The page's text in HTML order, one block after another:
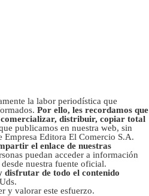
la labor periodística que
Por ello, les recordamos que
distribuir, copiar total
publicamos en nuestra web, sin
Editora El Comercio S.A.
el enlace de nuestras
puedan acceder a información
nuestra fuente oficial.
disfrutar de todo el contenido
y valorar este esfuerzo.